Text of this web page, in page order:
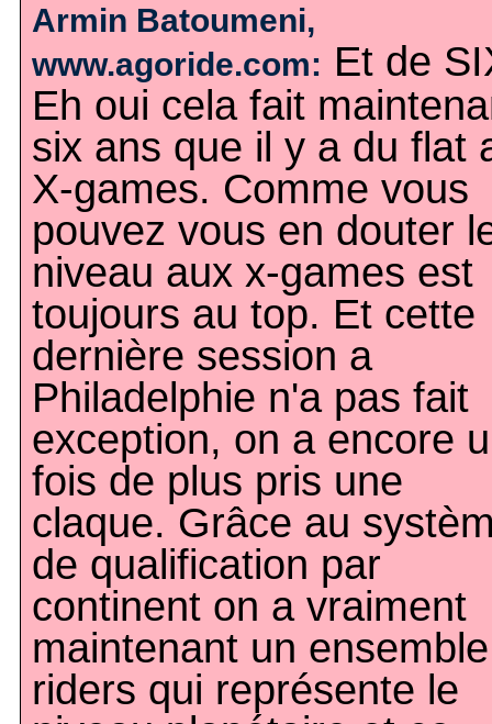
Armin Batoumeni,
www.agoride.com: Et de
Eh oui cela fait
six ans que il y a du flat
X-games. Comme vous
pouvez vous en douter
niveau aux x-games est
toujours au top. Et cette
dernière session a
Philadelphie n'a pas fait
exception, on a encore
fois de plus pris une
claque. Grâce au
de qualification par
continent on a vraiment
maintenant un
riders qui représente le